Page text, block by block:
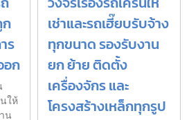
ก
ร
อก
ให้
น
เช่าและรถเฮี๊ยบรับจ้าง
ทุกขนาด รองรับงาน
ยก ย้าย ติดตั้ง
เครื่องจักร และ
โครงสร้างเหล็กทุกรูป